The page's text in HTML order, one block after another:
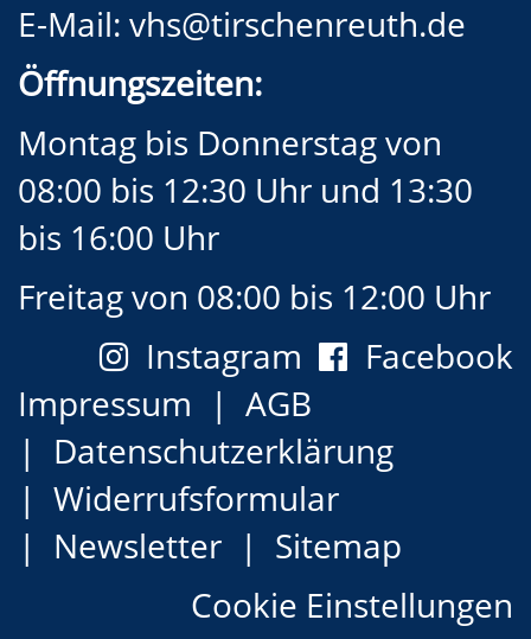
E-Mail: vhs@tirschenreuth.de
Öffnungszeiten:
Montag bis Donnerstag von
08:00 bis 12:30 Uhr und 13:30
bis 16:00 Uhr
Freitag von 08:00 bis 12:00 Uhr
Facebook
Instagram
Impressum
AGB
Datenschutzerklärung
Widerrufsformular
Newsletter
Sitemap
Cookie Einstellungen